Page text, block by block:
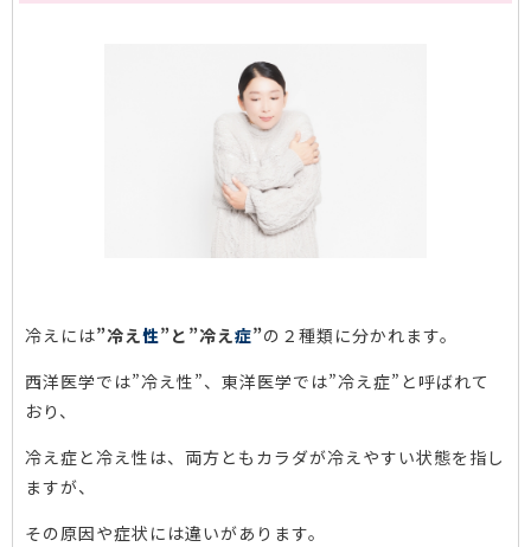
冷えには”冷え性”と”冷え症”の２種類に分かれます。
西洋医学では”冷え性”、東洋医学では”冷え症”と呼ばれて
おり、
冷え症と冷え性は、両方ともカラダが冷えやすい状態を指し
ますが、
その原因や症状には違いがあります。